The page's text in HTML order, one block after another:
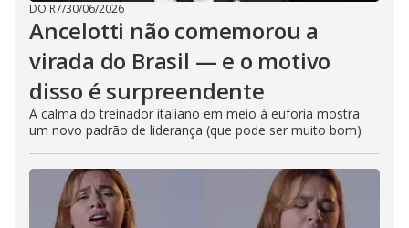
DO R7/30/06/2026
Ancelotti não comemorou a
virada do Brasil — e o motivo
disso é surpreendente
A calma do treinador italiano em meio à euforia mostra
um novo padrão de liderança (que pode ser muito bom)